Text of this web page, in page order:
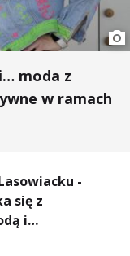
moda z
w ramach
-
się z
i